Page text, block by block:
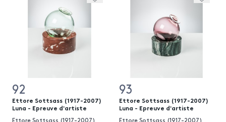
92
Ettore Sottsass (1917-2007)
Luna - Epreuve d'artiste
Ettore Sottsass (1917-2007)
93
Ettore Sottsass (1917-2007)
Luna - Epreuve d'artiste
Ettore Sottsass (1917-2007)